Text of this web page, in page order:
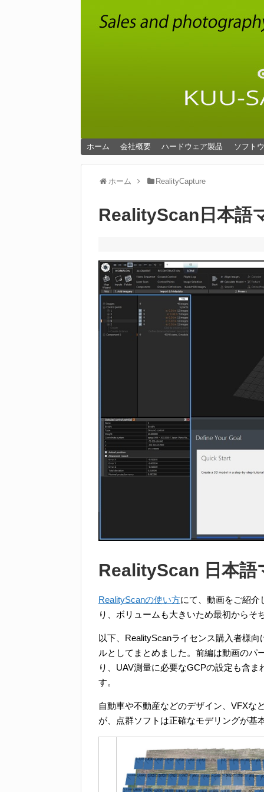
ホーム 会社概要 ハードウェア製品 ソフト
ホーム RealityCapture
RealityScan日本語
RealityScan 日本語
RealityScanの使い方にて、動画をご紹介
り、ボリュームも大きいため最初からそ
以下、RealityScanライセンス購入者様
ルとしてまとめました。前編は動画のパ
り、UAV測量に必要なGCPの設定も含
す。
自動車や不動産などのデザイン、VFXな
が、点群ソフトは正確なモデリングが基